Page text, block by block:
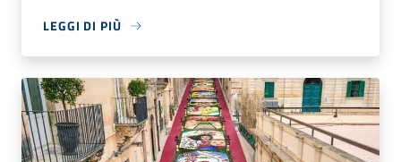
LEGGI DI PIÙ